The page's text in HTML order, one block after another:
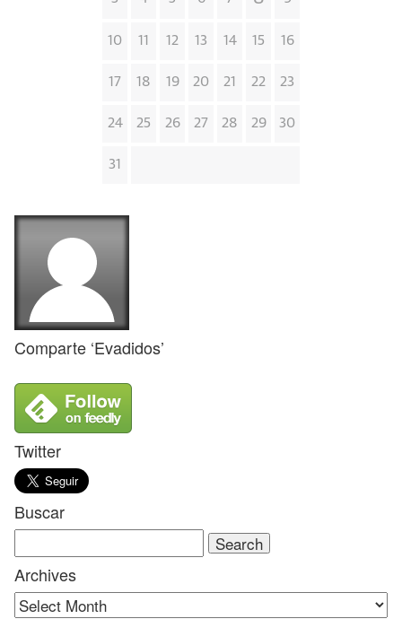
10 11 12 13 14 15 16
17 18 19 20 21 22 23
24 25 26 27 28 29 30
31
Comparte ‘Evadidos’
Twitter
Buscar
Search
for:
Archives